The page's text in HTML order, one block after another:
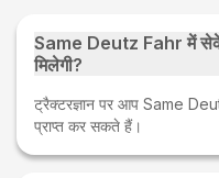
Same Deutz Fahr में
मिलेगी?
ट्रैक्टरज्ञान पर आप Same
प्राप्त कर सकते हैं।